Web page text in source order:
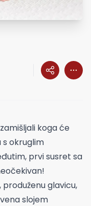
koga će
s okruglim
prvi susret sa
glavicu,
slojem